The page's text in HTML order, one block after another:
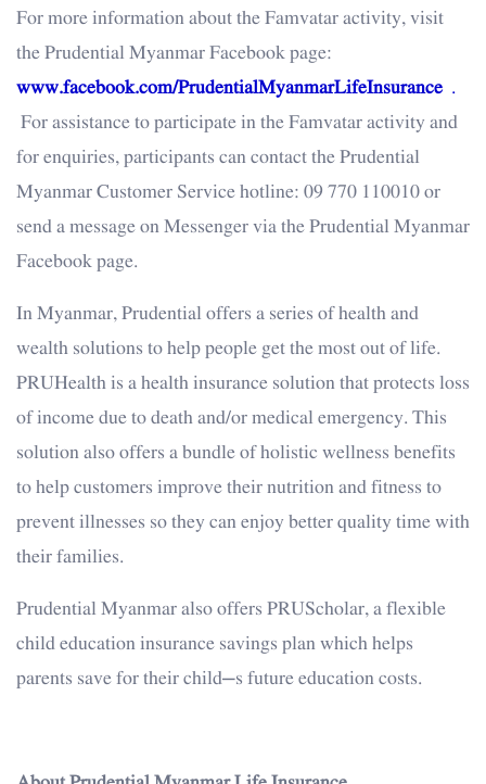
For more information about the Famvatar activity, visit
the Prudential Myanmar Facebook page:
www.facebook.com/PrudentialMyanmarLifeInsurance .
For assistance to participate in the Famvatar activity and
for enquiries, participants can contact the Prudential
Myanmar Customer Service hotline: 09 770 110010 or
send a message on Messenger via the Prudential Myanmar
Facebook page.
In Myanmar, Prudential offers a series of health and
wealth solutions to help people get the most out of life.
PRUHealth is a health insurance solution that protects loss
of income due to death and/or medical emergency. This
solution also offers a bundle of holistic wellness benefits
to help customers improve their nutrition and fitness to
prevent illnesses so they can enjoy better quality time with
their families.
Prudential Myanmar also offers PRUScholar, a flexible
child education insurance savings plan which helps
parents save for their child’s future education costs.